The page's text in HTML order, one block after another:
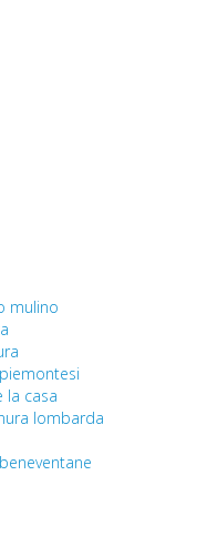
mulino
la casa
lombarda